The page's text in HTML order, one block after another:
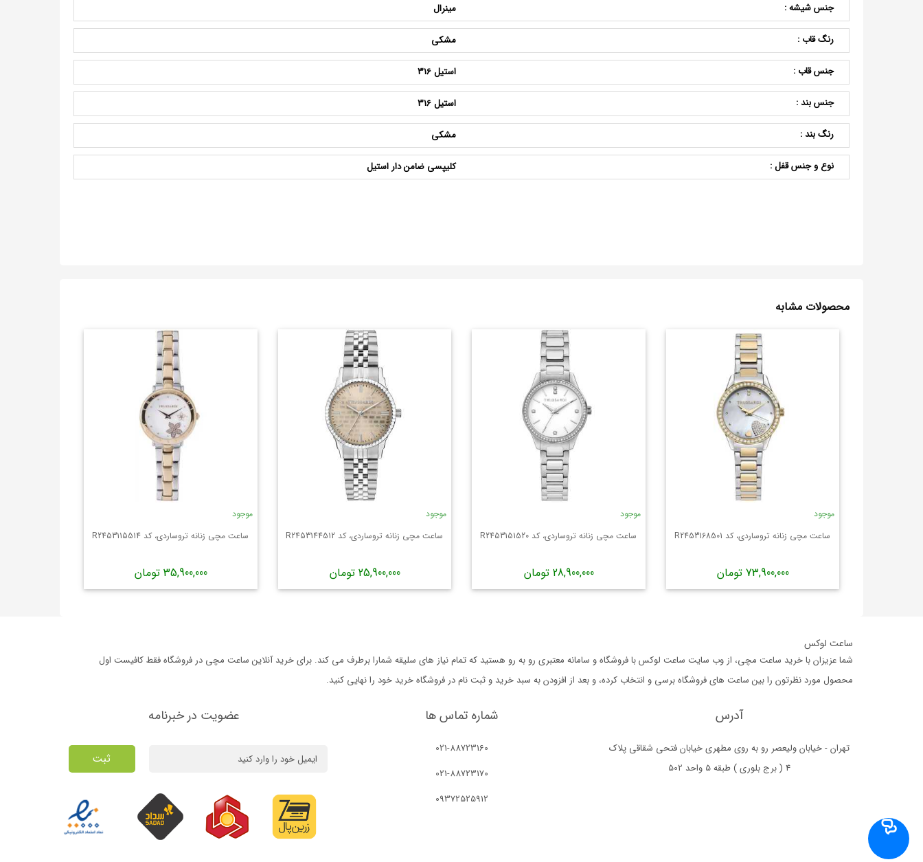
جنس شیشه : مینرال
رنگ قاب : مشکی
جنس قاب : استیل 316
جنس بند : استیل 316
رنگ بند : مشکی
نوع و جنس قفل : کلیپسی ضامن دار استیل
محصولات مشابه
موجود
ساعت مچی زنانه تروساردی، کد R2453168501
73,900,000 تومان
موجود
ساعت مچی زنانه تروساردی، کد R2453151520
28,900,000 تومان
موجود
ساعت مچی زنانه تروساردی، کد R2453144512
25,900,000 تومان
موجود
ساعت مچی زنانه تروساردی، کد R2453115514
35,900,000 تومان
ساعت لوکس
شما عزیزان با خرید ساعت مچی، از وب سایت ساعت لوکس با فروشگاه و سامانه معتبری رو به رو هستید که تمام نیاز های سلیقه شمارا برطرف می کند. برای خرید آنلاین ساعت مچی در فروشگاه فقط کافیست اول
محصول مورد نظرتون را بین ساعت های فروشگاه برسی و انتخاب کرده، و بعد از افزودن به سبد خرید و ثبت نام در فروشگاه خرید خود را نهایی کنید.
آدرس
تهران - خیابان ولیعصر رو به روی مطهری خیابان فتحی شقاقی پلاک
4 ( برج بلوری ) طبقه 5 واحد 502
شماره تماس ها
021-88723160
021-88723170
09372525912
عضویت در خبرنامه
ثبت